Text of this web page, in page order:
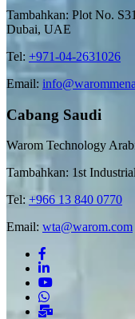
Tambahkan: Plot No.
Dubai, UAE
Tel: +971-04-2631026
Email:
Cabang Saudi
Warom Technology
Tambahkan: 1st
Tel: +966 13 840 0770
Email: wta@warom.com